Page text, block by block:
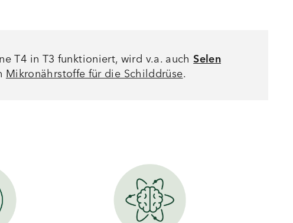
T4 in T3 funktioniert, wird v.a. auch Selen
Mikronährstoffe für die Schilddrüse.